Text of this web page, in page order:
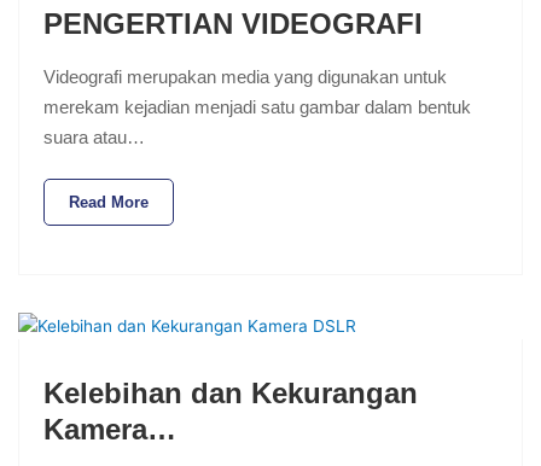
PENGERTIAN VIDEOGRAFI
Videografi merupakan media yang digunakan untuk
merekam kejadian menjadi satu gambar dalam bentuk
suara atau…
Read More
Kelebihan dan Kekurangan
Kamera…